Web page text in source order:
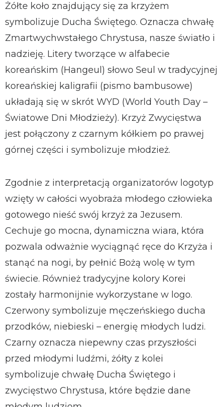
Żółte koło znajdujący się za krzyżem
symbolizuje Ducha Świętego. Oznacza chwałę
Zmartwychwstałego Chrystusa, nasze światło i
nadzieję. Litery tworzące w alfabecie
koreańskim (Hangeul) słowo Seul w tradycyjnej
koreańskiej kaligrafii (pismo bambusowe)
układają się w skrót WYD (World Youth Day –
Światowe Dni Młodzieży). Krzyż Zwycięstwa
jest połączony z czarnym kółkiem po prawej
górnej części i symbolizuje młodzież.
Zgodnie z interpretacją organizatorów logotyp
wzięty w całości wyobraża młodego człowieka
gotowego nieść swój krzyż za Jezusem.
Cechuje go mocna, dynamiczna wiara, która
pozwala odważnie wyciągnąć ręce do Krzyża i
stanąć na nogi, by pełnić Bożą wolę w tym
świecie. Również tradycyjne kolory Korei
zostały harmonijnie wykorzystane w logo.
Czerwony symbolizuje męczeńskiego ducha
przodków, niebieski – energię młodych ludzi.
Czarny oznacza niepewny czas przyszłości
przed młodymi ludźmi, żółty z kolei
symbolizuje chwałę Ducha Świętego i
zwycięstwo Chrystusa, które będzie dane